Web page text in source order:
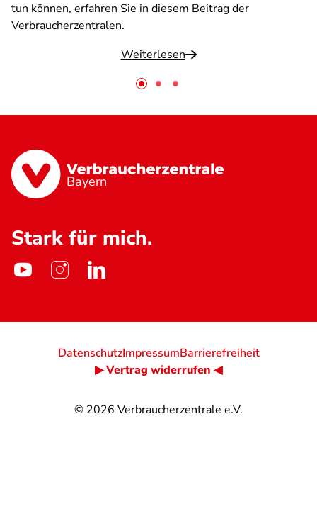
tun können, erfahren Sie in diesem Beitrag der
Verbraucherzentralen.
Weiterlesen
Bayern
Stark für mich.
© 2026 Verbraucherzentrale e.V.
DatenschutzImpressumBarrierefreiheit
▶ Vertrag widerrufen ◀